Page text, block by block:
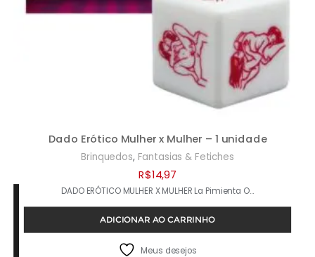
Dado Erótico Mulher x Mulher – 1 unidade
Brinquedos, Fantasias & Fetiches
R$14,97
DADO ERÓTICO MULHER X MULHER La Pimienta O…
ADICIONAR AO CARRINHO
Meus desejos